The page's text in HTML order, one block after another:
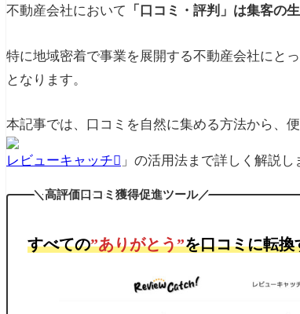
不動産会社において 「口コミ・評判」は集客の
特に地域密着で事業を展開する不動産会社にと
となります。
本記事では、口コミを自然に集める方法から、
レビューキャッチ 」の活用法まで詳しく解説し
＼高評価口コミ獲得促進ツール／
すべての”ありがとう”を口コミに転換